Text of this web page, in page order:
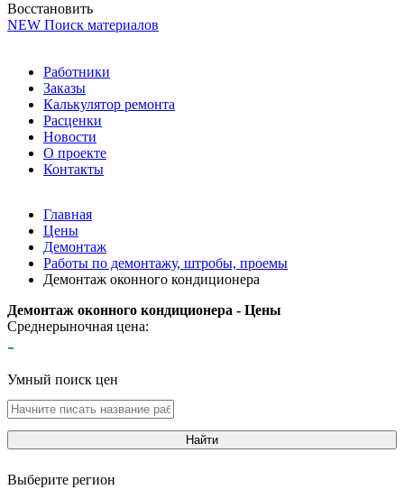
Восстановить
NEW Поиск материалов
Работники
Заказы
Калькулятор ремонта
Расценки
Новости
О проекте
Контакты
Главная
Цены
Демонтаж
Работы по демонтажу, штробы, проемы
Демонтаж оконного кондиционера
Демонтаж оконного кондиционера - Цены
Среднерыночная цена:
-
Умный поиск цен
Найти
Выберите регион